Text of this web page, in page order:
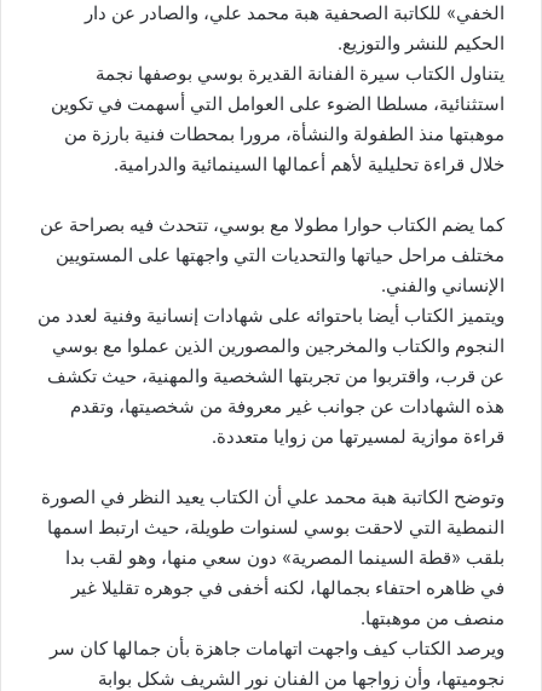
الخفي» للكاتبة الصحفية هبة محمد علي، والصادر عن دار
الحكيم للنشر والتوزيع.
يتناول الكتاب سيرة الفنانة القديرة بوسي بوصفها نجمة
استثنائية، مسلطا الضوء على العوامل التي أسهمت في تكوين
موهبتها منذ الطفولة والنشأة، مرورا بمحطات فنية بارزة من
خلال قراءة تحليلية لأهم أعمالها السينمائية والدرامية.
كما يضم الكتاب حوارا مطولا مع بوسي، تتحدث فيه بصراحة عن
مختلف مراحل حياتها والتحديات التي واجهتها على المستويين
الإنساني والفني.
ويتميز الكتاب أيضا باحتوائه على شهادات إنسانية وفنية لعدد من
النجوم والكتاب والمخرجين والمصورين الذين عملوا مع بوسي
عن قرب، واقتربوا من تجربتها الشخصية والمهنية، حيث تكشف
هذه الشهادات عن جوانب غير معروفة من شخصيتها، وتقدم
قراءة موازية لمسيرتها من زوايا متعددة.
وتوضح الكاتبة هبة محمد علي أن الكتاب يعيد النظر في الصورة
النمطية التي لاحقت بوسي لسنوات طويلة، حيث ارتبط اسمها
بلقب «قطة السينما المصرية» دون سعي منها، وهو لقب بدا
في ظاهره احتفاء بجمالها، لكنه أخفى في جوهره تقليلا غير
منصف من موهبتها.
ويرصد الكتاب كيف واجهت اتهامات جاهزة بأن جمالها كان سر
نجوميتها، وأن زواجها من الفنان نور الشريف شكل بوابة